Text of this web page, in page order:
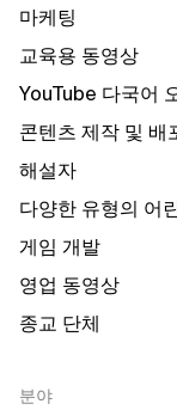
마케팅
교육용 동영상
YouTube 다국어
콘텐츠 제작 및 배
해설자
다양한 유형의 어
게임 개발
영업 동영상
종교 단체
분야